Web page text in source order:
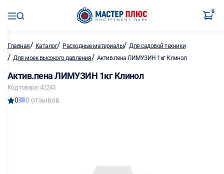
0
Главная/ Каталог/ Расходные материалы/Для садовой техники
/ Для моек высокого давления/ Актив.пена ЛИМУЗИН 1кг Клинол
Актив.пена ЛИМУЗИН 1кг Клинол
Код товара: 42243
0 0 отзывов